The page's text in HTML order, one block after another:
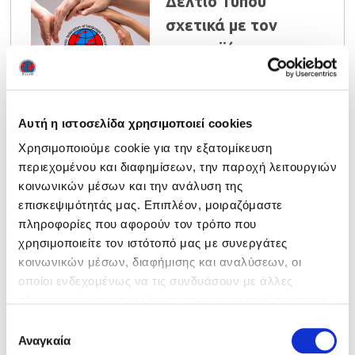
Αυτή η ιστοσελίδα χρησιμοποιεί cookies
Χρησιμοποιούμε cookie για την εξατομίκευση
περιεχομένου και διαφημίσεων, την παροχή λειτουργιών
κοινωνικών μέσων και την ανάλυση της
επισκεψιμότητάς μας. Επιπλέον, μοιραζόμαστε
πληροφορίες που αφορούν τον τρόπο που
χρησιμοποιείτε τον ιστότοπό μας με συνεργάτες
κοινωνικών μέσων, διαφήμισης και αναλύσεων, οι
οποίοι ενδεχομένως να τις συνδυάσουν με άλλες
των υπηρεσιών τους. Ρυθμίστε τις προτιμήσεις των
συγκατάθεσης
Αναγκαία
σχετικά με τον
κορονοϊό
Κλειστά τα ΚΞΓ έως
24 Μαρτίου
Read more ›